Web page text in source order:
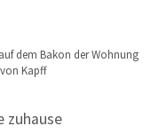
dem Bakon der Wohnung
Kapff
zuhause